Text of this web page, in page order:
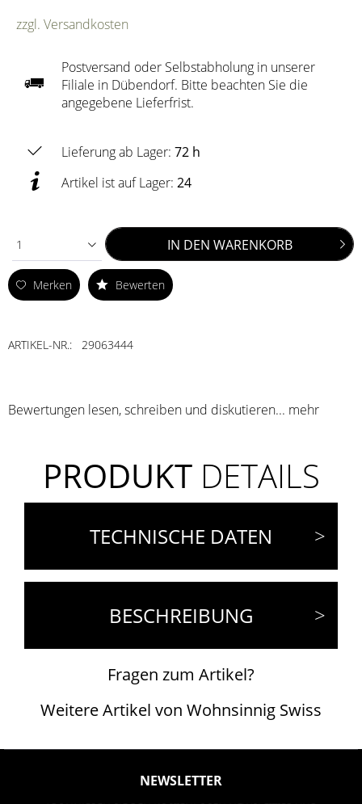
zzgl. Versandkosten
Postversand oder Selbstabholung in unserer
Filiale in Dübendorf. Bitte beachten Sie die
angegebene Lieferfrist.
Lieferung ab Lager: 72 h
Artikel ist auf Lager: 24
1 IN DEN WARENKORB
Merken Bewerten
ARTIKEL-NR.: 29063444
Bewertungen lesen, schreiben und diskutieren... mehr
PRODUKTDETAILS
TECHNISCHE DATEN
BESCHREIBUNG
Fragen zum Artikel?
Weitere Artikel von Wohnsinnig Swiss
NEWSLETTER